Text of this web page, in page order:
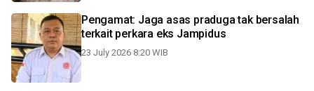
Pengamat: Jaga asas praduga tak bersalah
terkait perkara eks Jampidus
23 July 2026 8:20 WIB